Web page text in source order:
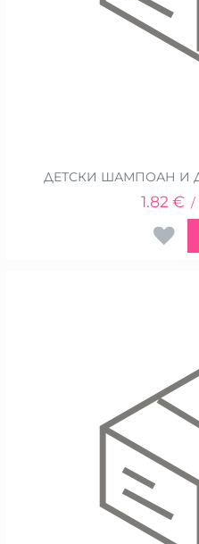
ДЕТСКИ ШАМПОАН И
1.82 € /